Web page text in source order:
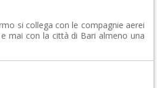
si collega con le compagnie aerei
mai con la città di Bari almeno una